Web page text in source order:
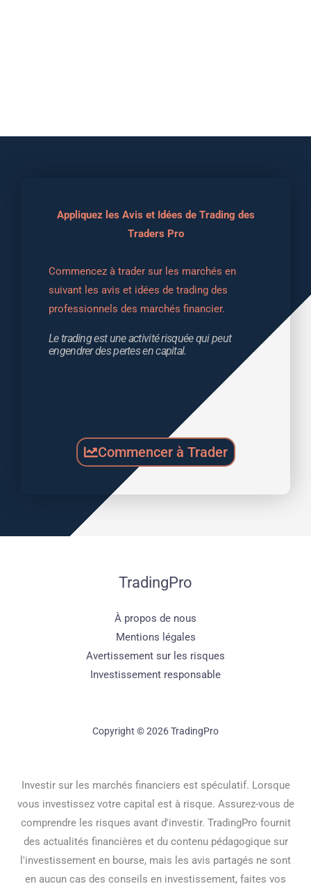
Appliquez les Avis et Idées de Trading des
Traders Pro
Commencez à trader sur les marchés en
suivant les avis et idées de trading des
professionnels des marchés financier.
Le trading est une activité risquée qui peut
engendrer des pertes en capital.
Commencer à Trader
TradingPro
À propos de nous
Mentions légales
Avertissement sur les risques
Investissement responsable
Copyright © 2026 TradingPro
Investir sur les marchés financiers est spéculatif. Lorsque
vous investissez votre capital est à risque. Assurez-vous de
comprendre les risques avant d'investir. TradingPro fournit
des actualités financières et du contenu pédagogique sur
l'investissement en bourse, mais les avis partagés ne sont
en aucun cas des conseils en investissement, faites vos